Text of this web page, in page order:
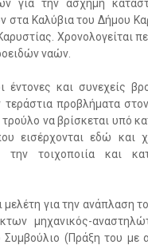
για την άσχημη
στα Καλύβια του Δήμου
Χρονολογείται
ναών.
έντονες και συνεχείς
τεράστια προβλήματα
να βρίσκεται υπό
εισέρχονται εδώ και
την τοιχοποιία και
μελέτη για την ανάπλαση
μηχανικός-
Συμβούλιο (Πράξη του